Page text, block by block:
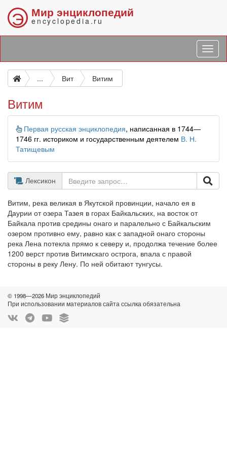
Э Мир энциклопедий
encyclopedia.ru
... Вит Витим
Витим
Информация
Первая русская энциклопедия, написанная в 1744—
1746 гг. историком и государственным деятелем В. Н.
Татищевым
Лексикон
Витим, река великая в Якутской провинции, начало ея в
Даурии от озера Тазея в горах Байкальских, на восток от
Байкала против средины онаго и паралельно с Байкальским
озером противно ему, равно как с западной онаго стороны
река Лена потекла прямо к северу и, продолжа течение более
1200 верст против Витимскаго острога, впала с правой
стороны в реку Лену. По ней обитают тунгусы.
© 1998—2026 Мир энциклопедий
При использовании материалов сайта ссылка обязательна